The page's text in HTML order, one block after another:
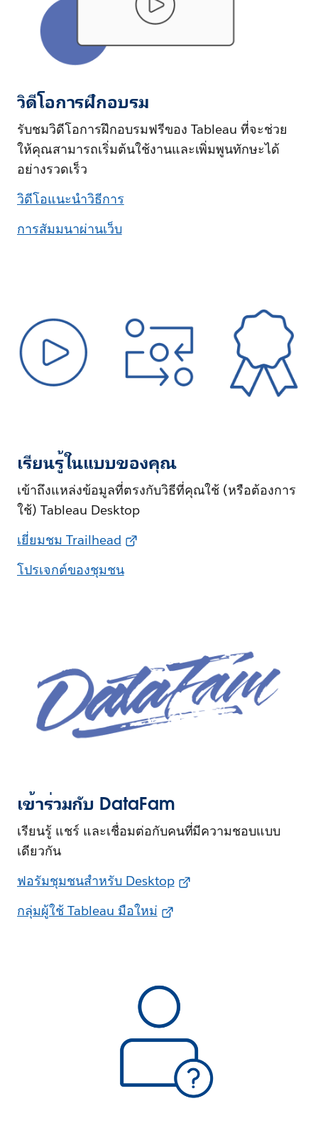
วิดีโอการฝึกอบรม
รับชมวิดีโอการฝึกอบรมฟรีของ Tableau ที่จะช่วย
ให้คุณสามารถเริ่มต้นใช้งานและเพิ่มพูนทักษะได้
อย่างรวดเร็ว
วิดีโอแนะนำวิธีการ
การสัมมนาผ่านเว็บ
เรียนรู้ในแบบของคุณ
เข้าถึงแหล่งข้อมูลที่ตรงกับวิธีที่คุณใช้ (หรือต้องการ
ใช้) Tableau Desktop
เยี่ยมชม Trailhead
โปรเจกต์ของชุมชน
เข้าร่วมกับ DataFam
เรียนรู้ แชร์ และเชื่อมต่อกับคนที่มีความชอบแบบ
เดียวกัน
ฟอรัมชุมชนสำหรับ Desktop
กลุ่มผู้ใช้ Tableau มือใหม่